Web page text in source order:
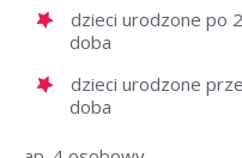
dzieci urodzone po
doba
dzieci urodzone
doba